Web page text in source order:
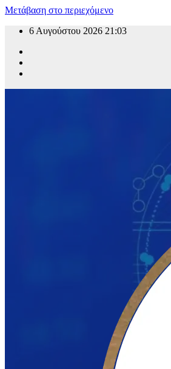
Μετάβαση στο περιεχόμενο
6 Αυγούστου 2026 21:03